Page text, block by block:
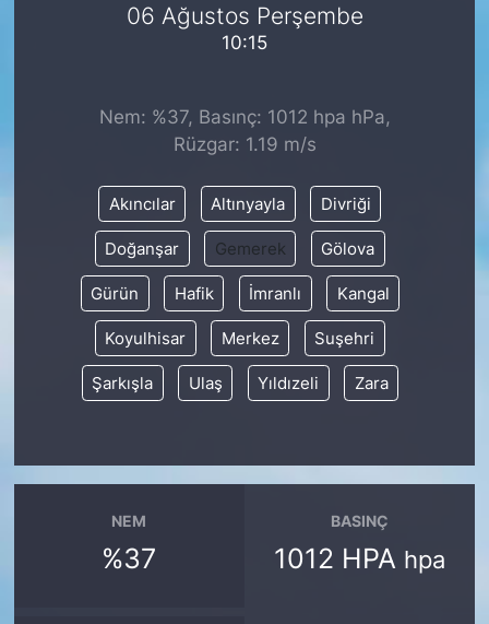
06 Ağustos Perşembe
10:15
Nem: %37, Basınç: 1012 hpa hPa,
Rüzgar: 1.19 m/s
Akıncılar Altınyayla Divriği
Doğanşar Gemerek Gölova
Gürün Hafik İmranlı Kangal
Koyulhisar Merkez Suşehri
Şarkışla Ulaş Yıldızeli Zara
NEM
%37
BASINÇ
1012 HPA hpa
SARIYER HABERLERİ
SİYASET
SON DAKİKA HABERİ
SPOR
TEKNOLOJİ
YAŞAM